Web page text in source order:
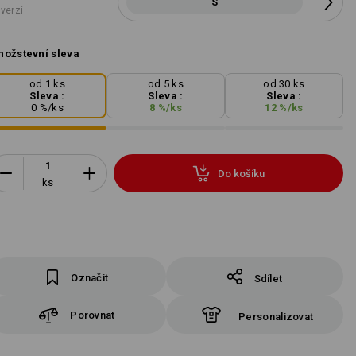
sleva
od 1 ks
Sleva :
0 %/ks
od 5 ks
Sleva :
8 %/ ks
od 30 ks
Sleva :
12 %/ks
ks
Do košíku
Označit Sdílet
Porovnat Personalizovat